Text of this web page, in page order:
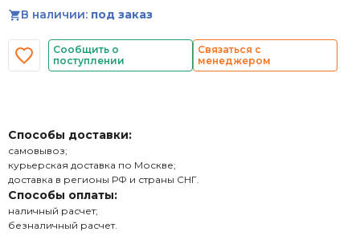
В наличии: под заказ
Сообщить о
поступлении
Связаться с
менеджером
Способы доставки:
самовывоз;
курьерская доставка по Москве;
доставка в регионы РФ и страны СНГ.
Способы оплаты:
наличный расчет;
безналичный расчет.